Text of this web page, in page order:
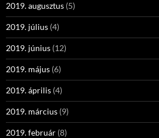
2019. augusztus (5)
2019. július (4)
2019. június (12)
2019. május (6)
2019. április (4)
2019. március (9)
2019. február (8)